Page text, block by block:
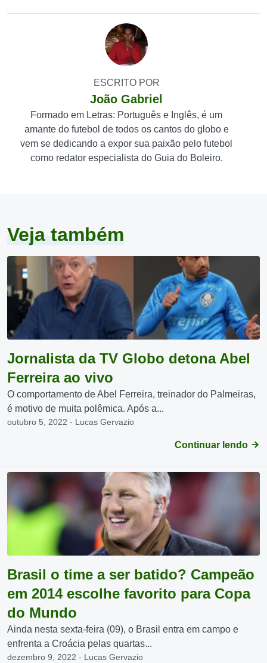
ESCRITO POR
João Gabriel
Formado em Letras: Português e Inglês, é um
amante do futebol de todos os cantos do globo e
vem se dedicando a expor sua paixão pelo futebol
como redator especialista do Guia do Boleiro.
Veja também
Jornalista da TV Globo detona Abel
Ferreira ao vivo
O comportamento de Abel Ferreira, treinador do Palmeiras,
é motivo de muita polêmica. Após a...
outubro 5, 2022 - Lucas Gervazio
Continuar lendo
Brasil o time a ser batido? Campeão
em 2014 escolhe favorito para Copa
do Mundo
Ainda nesta sexta-feira (09), o Brasil entra em campo e
enfrenta a Croácia pelas quartas...
dezembro 9, 2022 - Lucas Gervazio